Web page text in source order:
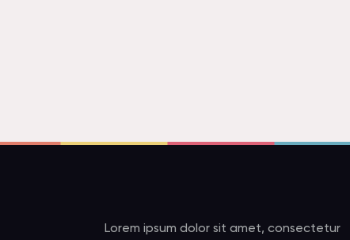
Lorem ipsum dolor sit amet, consectetur